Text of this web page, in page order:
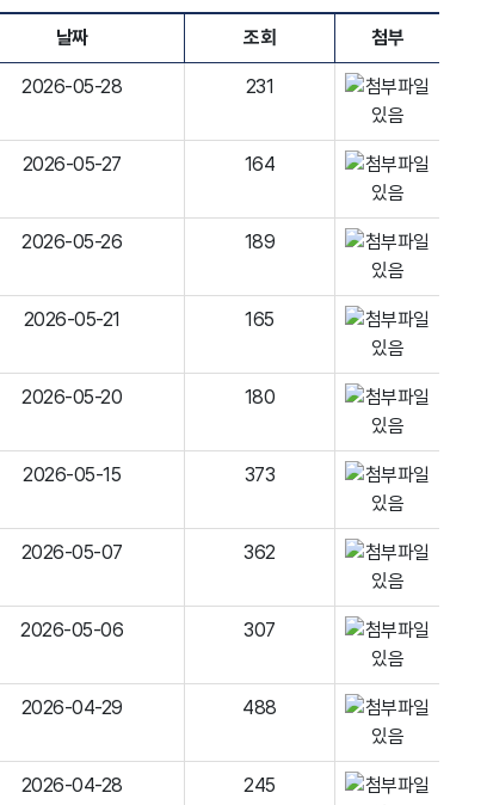
날짜 조회 첨부
2026-05-28 231
2026-05-27 164
2026-05-26 189
2026-05-21 165
2026-05-20 180
2026-05-15 373
2026-05-07 362
2026-05-06 307
2026-04-29 488
2026-04-28 245